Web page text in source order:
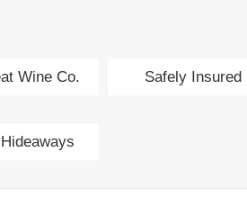
Wine Co. Safely Insured